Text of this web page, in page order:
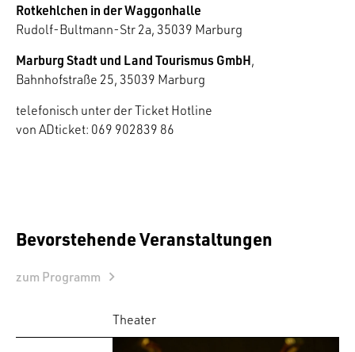
Rotkehlchen in der Waggonhalle
Rudolf-Bultmann-Str 2a, 35039 Marburg
Marburg Stadt und Land Tourismus GmbH,
Bahnhofstraße 25, 35039 Marburg
telefonisch unter der Ticket Hotline
von ADticket: 069 902839 86
Bevorstehende Veranstaltungen
zum Programm
Theater